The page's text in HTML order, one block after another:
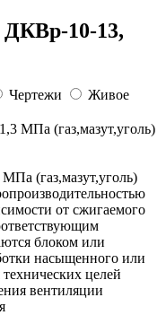
10-13,
Чертежи
Живое
(газ,мазут,уголь)
от сжигаемого
блоком или
насыщенного или
технических целей
вентиляции